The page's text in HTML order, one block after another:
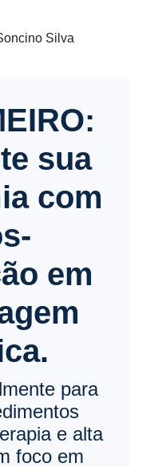
Silva
sua
com
em
para
e alta
foco em